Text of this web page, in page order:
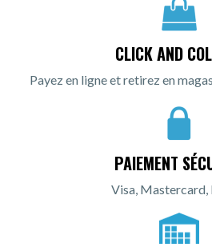
CLICK AND
Payez en ligne et retirez en
PAIEMENT
Visa, Mastercard,